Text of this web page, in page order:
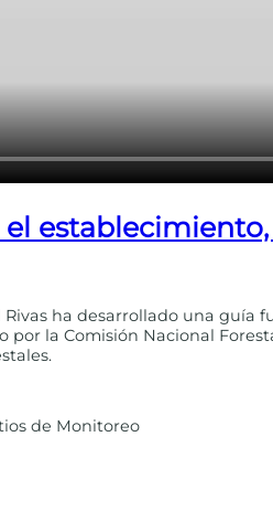
el
Rivas ha desarrollado una
por la Comisión Nacional
de Monitoreo